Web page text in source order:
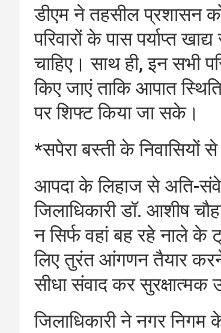
डीएम ने तहसील प्रशासन
परिवारों के पास पर्याप्त
चाहिए। साथ ही, इन सभी
किए जाएं ताकि आपात
पर शिफ्ट किया जा सके।
*सपेरा बस्ती के निवासियों
आपदा के लिहाज से अति-
जिलाधिकारी डॉ. आशीष
न सिर्फ वहां बह रहे नाले के
लिए तुरंत आंगणन तैयार करने
सीधा संवाद कर सुरक्षात्मक
जिलाधिकारी ने नगर निगम